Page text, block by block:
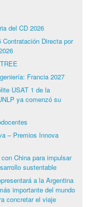
del CD 2026
Directa por
Francia 2027
USAT 1 de la
ya comenzó su
– Premios Innova
China para impulsar
sustentable
a la Argentina
importante del mundo
concretar el viaje